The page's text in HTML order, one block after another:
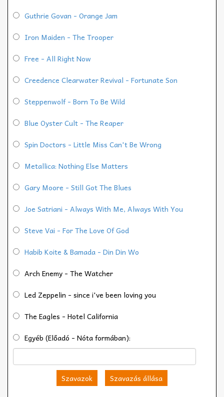
Guthrie Govan - Orange Jam
Iron Maiden - The Trooper
Free - All Right Now
Creedence Clearwater Revival - Fortunate Son
Steppenwolf - Born To Be Wild
Blue Oyster Cult - The Reaper
Spin Doctors - Little Miss Can't Be Wrong
Metallica: Nothing Else Matters
Gary Moore - Still Got The Blues
Joe Satriani - Always With Me, Always With You
Steve Vai - For The Love Of God
Habib Koite & Bamada - Din Din Wo
Arch Enemy - The Watcher
Led Zeppelin - since i've been loving you
The Eagles - Hotel California
Egyéb (Előadó - Nóta formában):
Szavazok Szavazás állása